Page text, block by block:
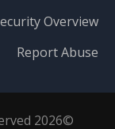
Security Overview
Report Abuse
©2026 by Visual Paradigm. All rights reserved.